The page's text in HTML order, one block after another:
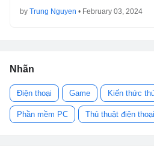
by Trung Nguyen • February 03, 2024
Nhãn
Điện thoại Game Kiến thức
Phần mềm PC Thủ thuật điện thoại